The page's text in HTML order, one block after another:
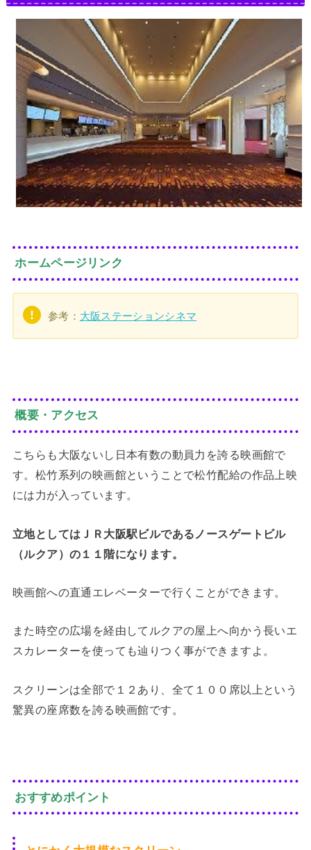
ホームページリンク
参考： 大阪ステーションシネマ
概要・アクセス
こちらも大阪ないし日本有数の動員力を誇る映画館で
す。松竹系列の映画館ということで松竹配給の作品上映
には力が入っています。
立地としてはＪＲ大阪駅ビルであるノースゲートビル
（ルクア）の１１階になります。
映画館への直通エレベーターで行くことができます。
また時空の広場を経由してルクアの屋上へ向かう長いエ
スカレーターを使っても辿りつく事ができますよ。
スクリーンは全部で１２あり、全て１００席以上という
驚異の座席数を誇る映画館です。
おすすめポイント